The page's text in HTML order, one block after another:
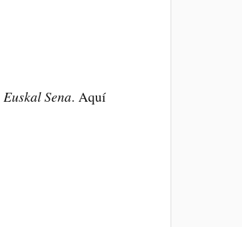
Euskal Sena. Aquí